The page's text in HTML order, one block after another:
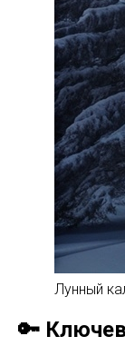
Лунный
🔑